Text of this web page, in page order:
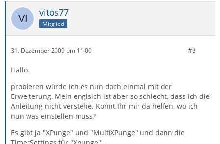
vitos77
Mitglied
31. Dezember 2009 um 11:00 #8
Hallo,
probieren würde ich es nun doch einmal mit der
Erweiterung. Mein englsich ist aber so schlecht, dass ich die
Anleitung nicht verstehe. Könnt Ihr mir da helfen, wo ich
nun was einstellen muss?
Es gibt ja "XPunge" und "MultiXPunge" und dann die